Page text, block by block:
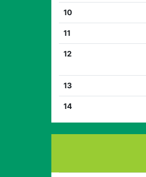
10
11
12
13
14